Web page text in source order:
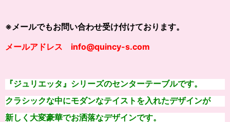
※メールでもお問い合わせ受け付けております。
メールアドレス info@quincy-s.com
『ジュリエッタ』シリーズのセンターテーブルです。
クラシックな中にモダンなテイストを入れたデザインが
新しく大変豪華でお洒落なデザインです。